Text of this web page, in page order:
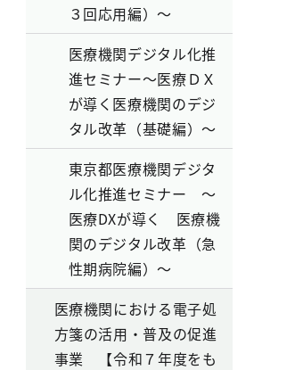
３回応用編）～
医療機関デジタル化推
進セミナー～医療ＤＸ
が導く医療機関のデジ
タル改革（基礎編）～
東京都医療機関デジタ
ル化推進セミナー ～
医療DXが導く 医療機
関のデジタル改革（急
性期病院編）～
医療機関における電子処
方箋の活用・普及の促進
事業 【令和７年度をも